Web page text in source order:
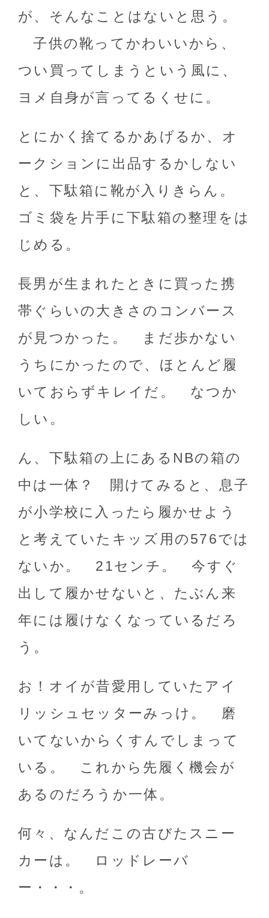
が、そんなことはないと思う。
子供の靴ってかわいいから、
つい買ってしまうという風に、
ヨメ自身が言ってるくせに。
とにかく捨てるかあげるか、オ
ークションに出品するかしない
と、下駄箱に靴が入りきらん。
ゴミ袋を片手に下駄箱の整理をは
じめる。
長男が生まれたときに買った携
帯ぐらいの大きさのコンバース
が見つかった。 まだ歩かない
うちにかったので、ほとんど履
いておらずキレイだ。 なつか
しい。
ん、下駄箱の上にあるNBの箱の
中は一体？ 開けてみると、息子
が小学校に入ったら履かせよう
と考えていたキッズ用の576では
ないか。 21センチ。 今すぐ
出して履かせないと、たぶん来
年には履けなくなっているだろ
う。
お！オイが昔愛用していたアイ
リッシュセッターみっけ。 磨
いてないからくすんでしまって
いる。 これから先履く機会が
あるのだろうか一体。
何々、なんだこの古びたスニー
カーは。 ロッドレーバ
ー・・・。